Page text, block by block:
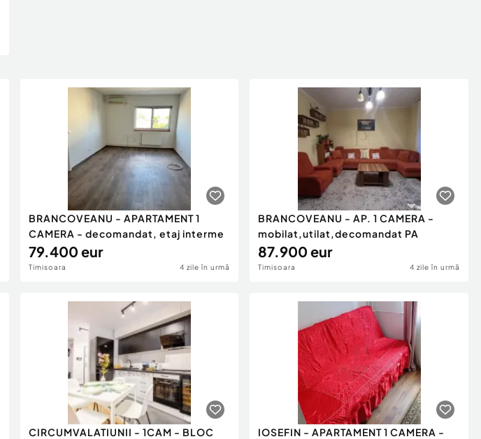
BRANCOVEANU - APARTAMENT 1
CAMERA - decomandat, etaj interme
79.400 eur
Timisoara 4 zile în urmă
BRANCOVEANU - AP. 1 CAMERA -
mobilat,utilat,decomandat PA
87.900 eur
Timisoara 4 zile în urmă
CIRCUMVALATIUNII - 1CAM - BLOC
IOSEFIN - APARTAMENT 1 CAMERA -